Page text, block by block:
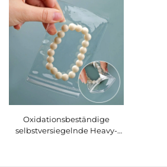
kleiner Kunststoff-EVA-
Schmuckbeutel in individueller
Form und
Oberflächenveredelung
Oxidationsbeständige
selbstversiegelnde Heavy-